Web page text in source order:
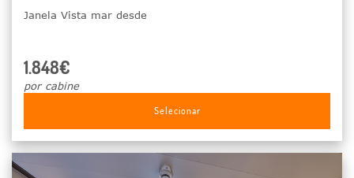
Janela Vista mar desde
1.848€
por cabine
Selecionar